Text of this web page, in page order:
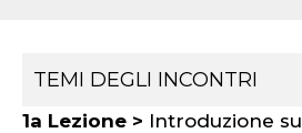
TEMI DEGLI INCONTRI
1a Lezione > Introduzione